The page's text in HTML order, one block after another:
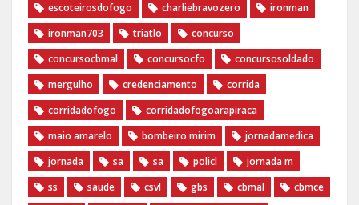
escoteirosdofogo
charliebravozero
ironman
ironman703
triatlo
concurso
concursocbmal
concursocfo
concursosoldado
mergulho
credenciamento
corrida
corridadofogo
corridadofogoarapiraca
maio amarelo
bombeiro mirim
jornadamedica
jornada
sa sa policl
jornada m
ss
saude csvl gbs cbmal
cbmce